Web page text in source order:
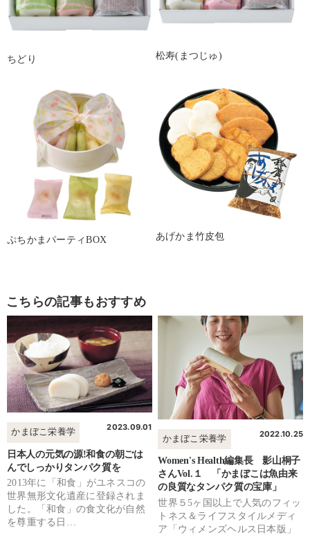
ちどり 松寿(まつじゅ)
ぷちかまパーティBOX あげかま竹皮包
こちらの記事もおすすめ
かまぼこ栄養学
2023.09.01
日本人の元気の源!和食の朝ごは
んでしっかりタンパク質を
2013年に「和食」がユネスコの
世界無形文化遺産に登録されま
した。「和食」の食文化が自然
を尊重する日…
かまぼこ栄養学
2022.10.25
Women's Health編集長 影山桐子
さんVol.１ 「かまぼこは魚由来
の良質なタンパク質の宝庫」
世界５5ヶ国以上で人気のフィッ
トネス＆ライフスタイルメディ
ア「ウィメンズヘルス日本版」